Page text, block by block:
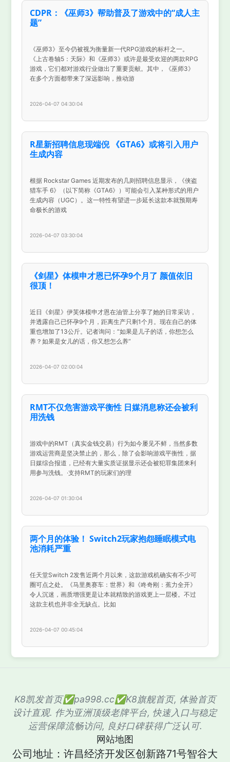
CDPR：《巫师3》帮助普及了游戏中的“成人主
题”
《巫师3》至今仍被视为衡量新一代RPG游戏的标杆之一。
《上古卷轴5：天际》和《巫师3》或许是最受欢迎的两款RPG
游戏，它们都对游戏行业做出了重要贡献。其中，《巫师3》
在多个方面都带来了深远影响，推动游
2026-04-07 04:30:04
R星新招聘信息现端倪 《GTA6》或将引入用户
生成内容
根据 Rockstar Games 近期发布的几则招聘信息显示，《侠盗
猎车手 6》（以下简称《GTA6》）可能会引入某种形式的用户
生成内容（UGC）。这一特性有望进一步延长这款本就预期寿
命极长的游戏
2026-04-07 03:30:04
《剑星》体模申才恩已怀孕9个月了 颜值依旧
很顶！
近日《剑星》伊芙体模申才恩在油管上分享了她的日常采访，
并透露自己已怀孕9个月，距离生产只剩1个月。现在自己的体
重也增加了13公斤。记者询问：“如果是儿子的话，你想怎么
养？如果是女儿的话，你又想怎么养“
2026-04-07 02:00:04
RMT不仅危害游戏平衡性 日媒消息称还会被利
用洗钱
游戏中的RMT（真实金钱交易）行为如今屡见不鲜，当然多数
游戏运营商是坚决禁止的，那么，除了会影响游戏平衡性，据
日媒综合报道，已经有大量实质证据显示还会被犯罪集团来利
用参与洗钱。·支持RMT的玩家们的理
2026-04-07 01:30:04
两个月的体验！ Switch2玩家抱怨睡眠模式电
池消耗严重
任天堂Switch 2发售近两个月以来，这款游戏机确实有不少可
圈可点之处。《马里奥赛车：世界》和《咚奇刚：蕉力全开》
令人沉迷，画质增强更是让本就精致的游戏更上一层楼。不过
这款主机也并非全无缺点。比如
2026-04-07 00:45:04
K8凯发首页✅pa998.cc✅K8旗舰首页, 体验首页
设计直观. 作为亚洲顶级老牌平台, 快速入口与稳定
运营保障流畅访问, 良好口碑获得广泛认可.
网站地图
公司地址：许昌经济开发区创新路71号智谷大